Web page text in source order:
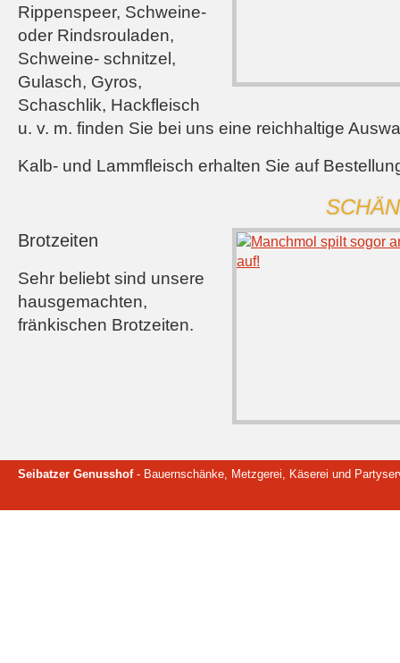
Rippenspeer, Schweine-
oder Rindsrouladen,
Schweine- schnitzel,
Gulasch, Gyros,
Schaschlik, Hackfleisch
u. v. m. finden Sie bei uns eine reichhaltige
Kalb- und Lammfleisch erhalten Sie auf
Brotzeiten
Sehr beliebt sind unsere
hausgemachten,
fränkischen Brotzeiten.
Seibatzer Genusshof- Bauernschänke, Metzgerei, Käserei und